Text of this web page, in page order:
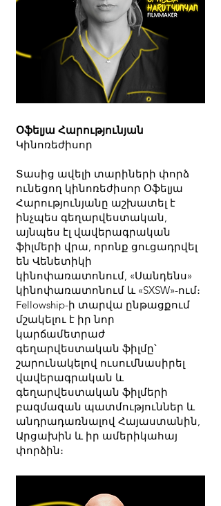
Օֆելյա Հարությունյան
Կինոռեժիսոր
Տասից ավելի տարիների փորձ
ունեցող կինոռեժիսոր Օֆելյա
Հարությունյանը աշխատել է
ինչպես գեղարվեստական,
այնպես էլ վավերագրական
ֆիլմերի վրա, որոնք ցուցադրվել
են Վենետիկի
կինոփառատոնում, «Սանդենս»
կինոփառատոնում և «SXSW»-ում։
Fellowship-ի տարվա ընթացքում
մշակելու է իր նոր
կարճամետրաժ
գեղարվեստական ​​ֆիլմը՝
շարունակելով ուսումնասիրել
վավերագրական և
գեղարվեստական ​​ֆիլմերի
բազմազան պատմություններ և
անդրադառնալով Հայաստանին,
Արցախին և իր ամերիկահայ
փորձին։